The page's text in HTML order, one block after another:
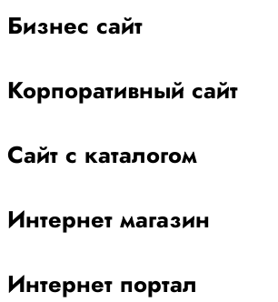
Бизнес сайт
Корпоративный сайт
Сайт с каталогом
Интернет магазин
Интернет портал